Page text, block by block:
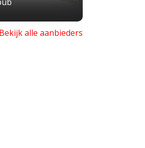
Bekijk alle aanbieders